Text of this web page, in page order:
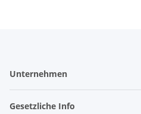
Unternehmen
Gesetzliche Info